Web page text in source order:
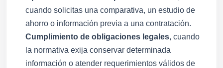
cuando solicitas una comparativa, un estudio de
ahorro o información previa a una contratación.
Cumplimiento de obligaciones legales, cuando
la normativa exija conservar determinada
información o atender requerimientos válidos de